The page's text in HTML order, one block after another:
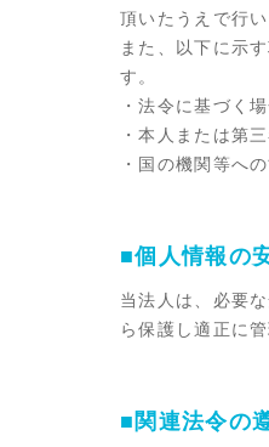
頂いたうえで行
また、以下に示
す。
・法令に基づく
・本人または第
・国の機関等へ
■個人情報の
当法人は、必要
ら保護し適正に
■関連法令の